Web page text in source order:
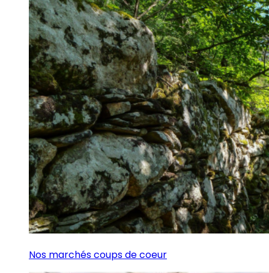
Nos marchés coups de coeur